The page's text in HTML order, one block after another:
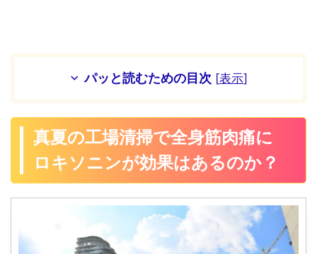
パッと読むための目次 [表示]
真夏の工場清掃で全身筋肉痛に
ロキソニンが効果はあるのか？